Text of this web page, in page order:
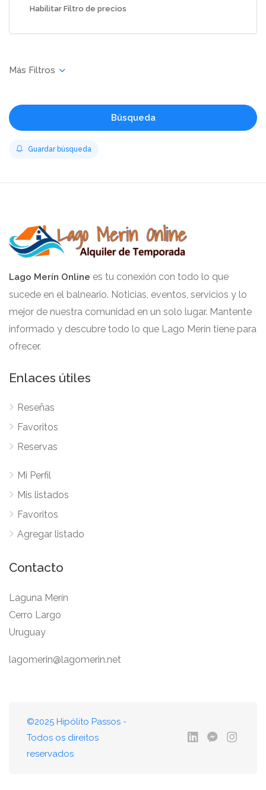
Habilitar Filtro de precios
Búsqueda
Guardar búsqueda
Lago Merín Online es tu conexión con todo lo que
sucede en el balneario. Noticias, eventos, servicios y lo
mejor de nuestra comunidad en un solo lugar. Mantente
informado y descubre todo lo que Lago Merín tiene para
ofrecer.
Enlaces útiles
Reseñas
Favoritos
Reservas
Mi Perfil
Mis listados
Favoritos
Agregar listado
Contacto
Laguna Merín
Cerro Largo
Uruguay
lagomerin@lagomerin.net
©2025 Hipólito Passos -
Todos os direitos
reservados